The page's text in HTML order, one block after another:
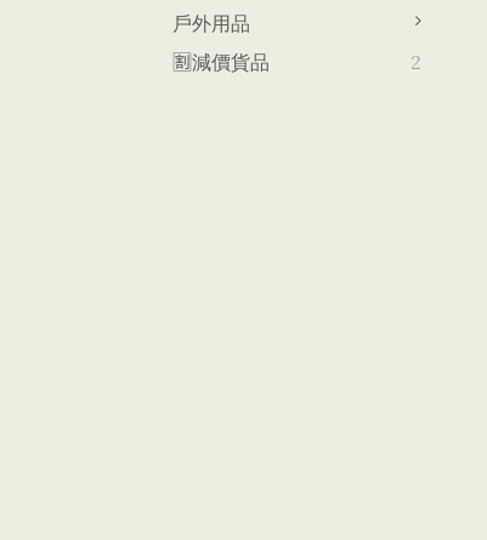
戶外用品
🈹減價貨品
2